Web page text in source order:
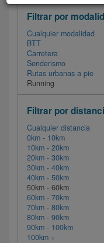
Filtrar por
Cualquier modalidad
BTT
Carretera
Senderismo
Rutas urbanas a pie
Running
Filtrar por
Cualquier distancia
0km - 10km
10km - 20km
20km - 30km
30km - 40km
40km - 50km
50km - 60km
60km - 70km
70km - 80km
80km - 90km
90km - 100km
100km +